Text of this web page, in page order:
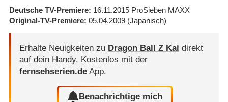
Deutsche TV-Premiere 16.11.2015 ProSieben MAXX
Original-TV-Premiere 05.04.2009 (Japanisch)
Erhalte Neuigkeiten zu Dragon Ball Z Kai direkt
auf dein Handy. Kostenlos mit der
fernsehserien.deApp.
Benachrichtige mich